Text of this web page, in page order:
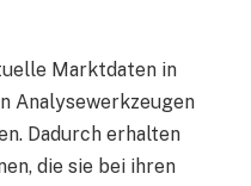
Marktdaten in
Analysewerkzeugen
Dadurch erhalten
die sie bei ihren